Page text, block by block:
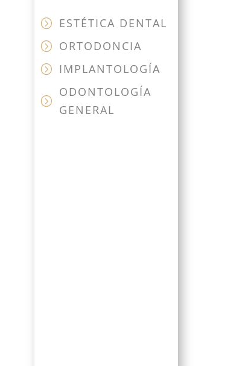
= ESTÉTICA DENTAL
= ORTODONCIA
= IMPLANTOLOGÍA
=
ODONTOLOGÍA
GENERAL